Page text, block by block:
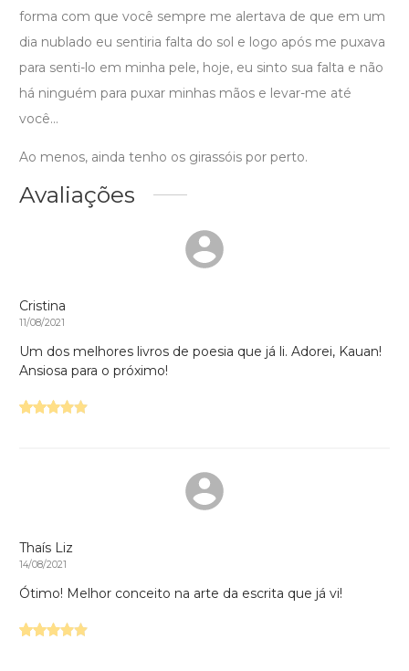
forma com que você sempre me alertava de que em um
dia nublado eu sentiria falta do sol e logo após me puxava
para senti-lo em minha pele, hoje, eu sinto sua falta e não
há ninguém para puxar minhas mãos e levar-me até
você...
Ao menos, ainda tenho os girassóis por perto.
Avaliações
Cristina
11/08/2021
Um dos melhores livros de poesia que já li. Adorei, Kauan!
Ansiosa para o próximo!
Thaís Liz
14/08/2021
Ótimo! Melhor conceito na arte da escrita que já vi!